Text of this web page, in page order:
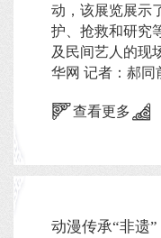
动，该展览展示
护、抢救和研究
及民间艺人的现
华网 记者：郝同
查看更多
动漫传承“非遗